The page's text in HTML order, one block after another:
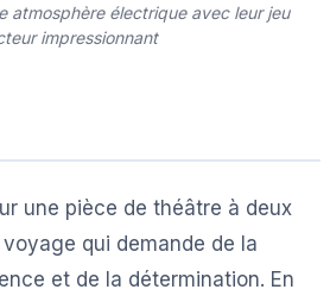
atmosphère électrique avec leur jeu
impressionnant
une pièce de théâtre à deux
qui demande de la
et de la détermination. En